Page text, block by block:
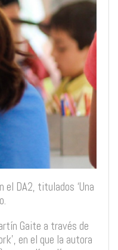
DA2, titulados ‘Una
Gaite a través de
en el que la autora